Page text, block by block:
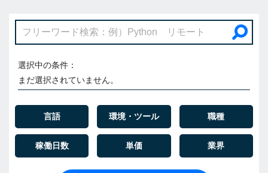
選択中の条件：
まだ選択されていません。
言語 環境・ツール 職種
稼働日数 単価 業界